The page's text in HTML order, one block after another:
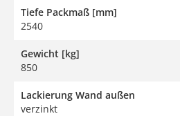
Tiefe Packmaß [mm]
2540
Gewicht [kg]
850
Lackierung Wand außen
verzinkt